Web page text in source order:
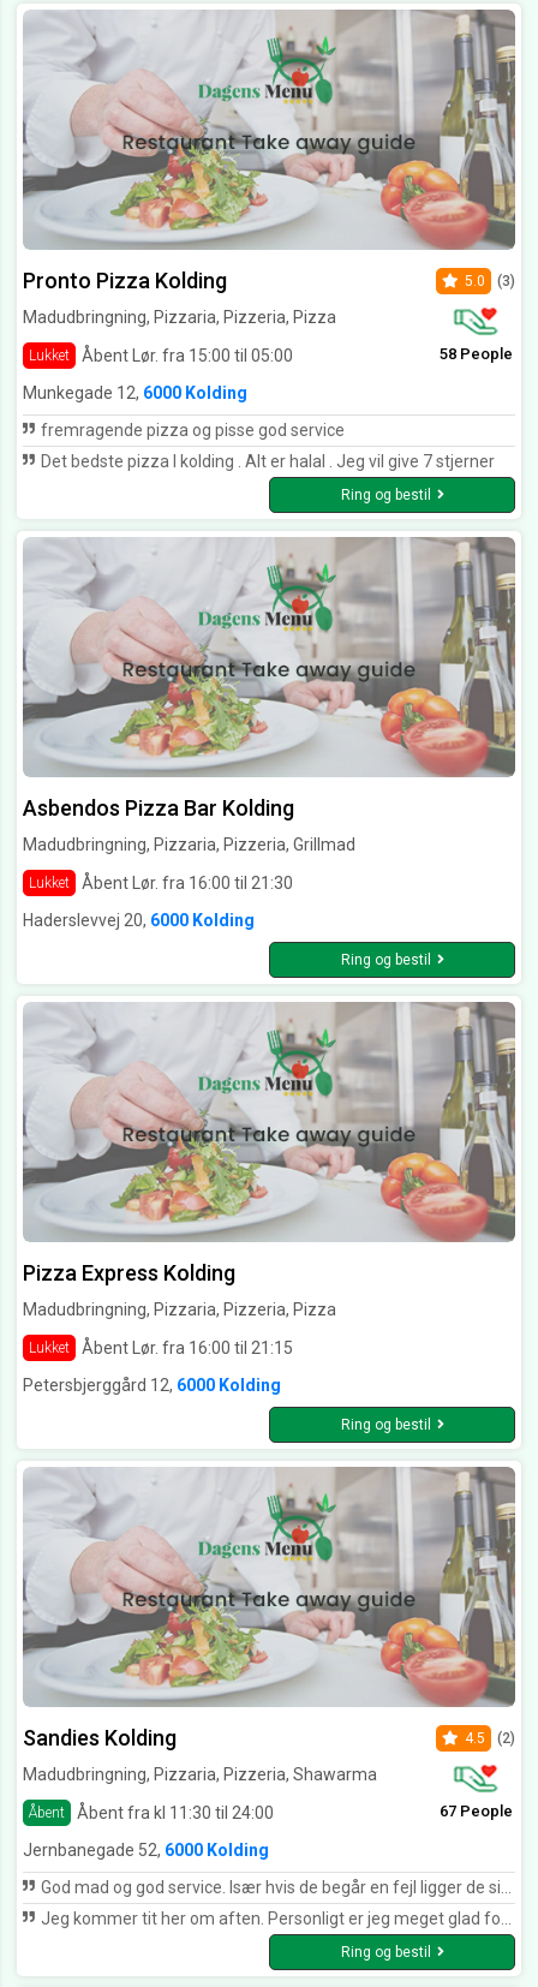
Pronto Pizza Kolding
Madudbringning, Pizzaria, Pizzeria, Pizza
Lukket Åbent Lør. fra 15:00 til 05:00
5.0 (3)
58 People
Munkegade 12, 6000 Kolding
fremragende pizza og pisse god service
Det bedste pizza I kolding . Alt er halal . Jeg vil give 7 stjerner
Ring og bestil
Asbendos Pizza Bar Kolding
Madudbringning, Pizzaria, Pizzeria, Grillmad
Lukket
Åbent Lør. fra 16:00 til 21:30
Haderslevvej 20, 6000 Kolding
Ring og bestil
Pizza Express Kolding
Madudbringning, Pizzaria, Pizzeria, Pizza
Lukket
Åbent Lør. fra 16:00 til 21:15
Petersbjerggård 12, 6000 Kolding
Ring og bestil
Sandies Kolding
Madudbringning, Pizzaria, Pizzeria, Shawarma
Åbent Åbent fra kl 11:30 til 24:00
4.5 (2)
67 People
Jernbanegade 52, 6000 Kolding
God mad og god service. Især hvis de begår en fejl ligger de sig fladt ned og kommer med ny mad hurtigst muligt. Så selvom aftensmaden bliver lidt senere, så får man det man har bestilt og uden at skulle diskutere med dem ❤️
Jeg kommer tit her om aften. Personligt er jeg meget glad for deres spyd og deres afgansk ris ret med lammekød.
Ring og bestil